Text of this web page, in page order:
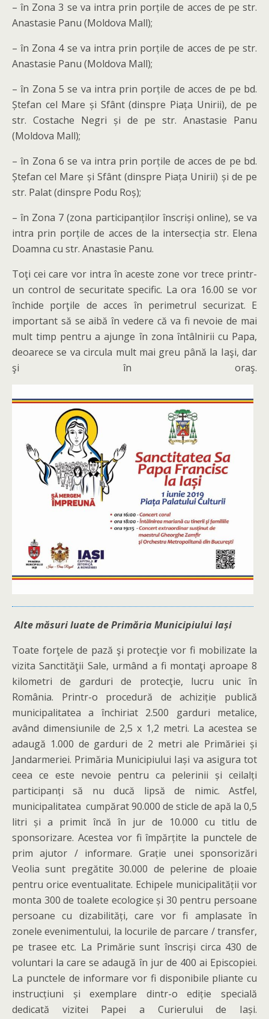
– în Zona 3 se va intra prin porțile de acces de pe str.
Anastasie Panu (Moldova Mall);
– în Zona 4 se va intra prin porțile de acces de pe str.
Anastasie Panu (Moldova Mall);
– în Zona 5 se va intra prin porțile de acces de pe bd.
Ștefan cel Mare și Sfânt (dinspre Piața Unirii), de pe
str. Costache Negri și de pe str. Anastasie Panu
(Moldova Mall);
– în Zona 6 se va intra prin porțile de acces de pe bd.
Ștefan cel Mare și Sfânt (dinspre Piața Unirii) și de pe
str. Palat (dinspre Podu Roș);
– în Zona 7 (zona participanților înscriși online), se va
intra prin porțile de acces de la intersecția str. Elena
Doamna cu str. Anastasie Panu.
Toţi cei care vor intra în aceste zone vor trece printr-
un control de securitate specific. La ora 16.00 se vor
închide porţile de acces în perimetrul securizat. E
important să se aibă în vedere că va fi nevoie de mai
mult timp pentru a ajunge în zona întâlnirii cu Papa,
deoarece se va circula mult mai greu până la Iaşi, dar
şi în oraş.
Alte măsuri luate de Primăria Municipiului Iași
Toate forţele de pază şi protecţie vor fi mobilizate la
vizita Sanctităţii Sale, urmând a fi montaţi aproape 8
kilometri de garduri de protecţie, lucru unic în
România. Printr-o procedură de achiziție publică
municipalitatea a închiriat 2.500 garduri metalice,
având dimensiunile de 2,5 x 1,2 metri. La acestea se
adaugă 1.000 de garduri de 2 metri ale Primăriei și
Jandarmeriei. Primăria Municipiului Iași va asigura tot
ceea ce este nevoie pentru ca pelerinii și ceilalți
participanți să nu ducă lipsă de nimic. Astfel,
municipalitatea cumpărat 90.000 de sticle de apă la 0,5
litri și a primit încă în jur de 10.000 cu titlu de
sponsorizare. Acestea vor fi împărțite la punctele de
prim ajutor / informare. Grație unei sponsorizări
Veolia sunt pregătite 30.000 de pelerine de ploaie
pentru orice eventualitate. Echipele municipalității vor
monta 300 de toalete ecologice și 30 pentru persoane
persoane cu dizabilități, care vor fi amplasate în
zonele evenimentului, la locurile de parcare / transfer,
pe trasee etc. La Primărie sunt înscriși circa 430 de
voluntari la care se adaugă în jur de 400 ai Episcopiei.
La punctele de informare vor fi disponibile pliante cu
instrucțiuni și exemplare dintr-o ediție specială
dedicată vizitei Papei a Curierului de Iași.